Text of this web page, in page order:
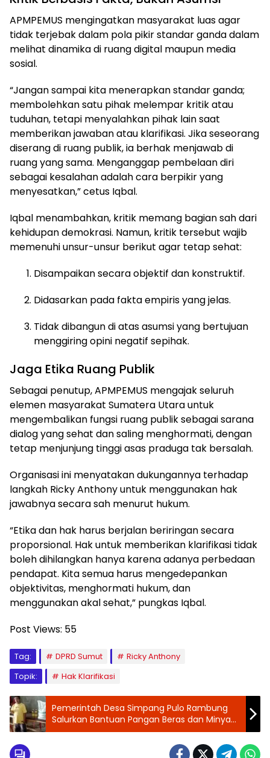
APMPEMUS mengingatkan masyarakat luas agar
tidak terjebak dalam pola pikir standar ganda dalam
melihat dinamika di ruang digital maupun media
sosial.
“Jangan sampai kita menerapkan standar ganda;
membolehkan satu pihak melempar kritik atau
tuduhan, tetapi menyalahkan pihak lain saat
memberikan jawaban atau klarifikasi. Jika seseorang
diserang di ruang publik, ia berhak menjawab di
ruang yang sama. Menganggap pembelaan diri
sebagai kesalahan adalah cara berpikir yang
menyesatkan,” cetus Iqbal.
Iqbal menambahkan, kritik memang bagian sah dari
kehidupan demokrasi. Namun, kritik tersebut wajib
memenuhi unsur-unsur berikut agar tetap sehat:
Disampaikan secara objektif dan konstruktif.
Didasarkan pada fakta empiris yang jelas.
Tidak dibangun di atas asumsi yang bertujuan
menggiring opini negatif sepihak.
Jaga Etika Ruang Publik
Sebagai penutup, APMPEMUS mengajak seluruh
elemen masyarakat Sumatera Utara untuk
mengembalikan fungsi ruang publik sebagai sarana
dialog yang sehat dan saling menghormati, dengan
tetap menjunjung tinggi asas praduga tak bersalah.
Organisasi ini menyatakan dukungannya terhadap
langkah Ricky Anthony untuk menggunakan hak
jawabnya secara sah menurut hukum.
“Etika dan hak harus berjalan beriringan secara
proporsional. Hak untuk memberikan klarifikasi tidak
boleh dihilangkan hanya karena adanya perbedaan
pendapat. Kita semua harus mengedepankan
objektivitas, menghormati hukum, dan
menggunakan akal sehat,” pungkas Iqbal.
Post Views: 55
Tag: DPRD Sumut
Ricky Anthony
Topik:
Hak Klarifikasi
Pemerintah Desa Simpang Pulo Rambung
Salurkan Bantuan Pangan Beras dan Minyak
Goreng